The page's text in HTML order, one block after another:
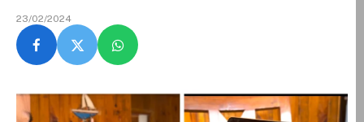
23/02/2024